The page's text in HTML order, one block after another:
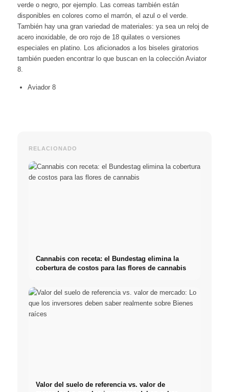
verde o negro, por ejemplo. Las correas también están
disponibles en colores como el marrón, el azul o el verde.
También hay una gran variedad de materiales: ya sea un reloj de
acero inoxidable, de oro rojo de 18 quilates o versiones
especiales en platino. Los aficionados a los biseles giratorios
también pueden encontrar lo que buscan en la colección Aviator
8.
Aviador 8
RELACIONADO
Cannabis con receta: el Bundestag elimina la
cobertura de costos para las flores de cannabis
Valor del suelo de referencia vs. valor de